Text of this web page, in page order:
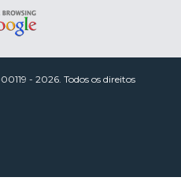
- 2026. Todos os direitos